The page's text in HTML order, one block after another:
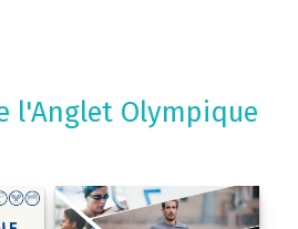
l'Anglet Olympique